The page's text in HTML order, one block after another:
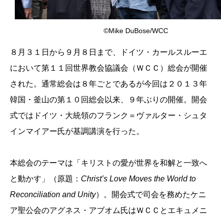
©Mike DuBose/WCC
８月３１日から９月８日まで、ドイツ・カールスルーエ
において第１１回世界教会協議会（ＷＣＣ）総会が開催
された。通常総会は８年ごとであるが今回は２０１３年
韓国・釜山の第１０回総会以来、９年ぶりの開催。開会
式ではドイツ・大統領のフランク＝ヴァルター・シュタ
インマイアー氏が基調講演を行った。
本総会のテーマは「キリストの愛が世界を和解と一致へ
と動かす」（原題： Christ’s Love Moves the World to
Reconciliation and Unity）。開会式で司会を務めたケニ
ア聖公会のアグネス・アブオム氏はＷＣＣとエキュメニ